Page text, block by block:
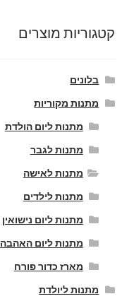
קטגוריות מוצרים
בלונים
מתנות מקוריות
מתנות ליום הולדת
מתנות לגבר
מתנות לאישה
מתנות לילדים
מתנות ליום נישואין
מתנות ליום האהבה
מארז כדור פורח
מתנות ליולדת